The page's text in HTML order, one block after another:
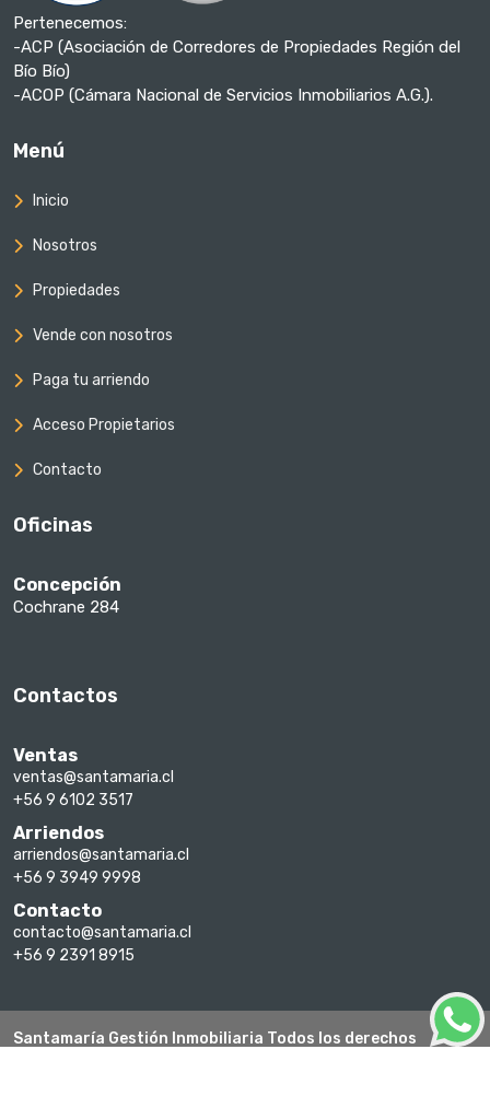
Pertenecemos:
-ACP (Asociación de Corredores de Propiedades Región del
Bío Bío)
-ACOP (Cámara Nacional de Servicios Inmobiliarios A.G.).
Menú
Inicio
Nosotros
Propiedades
Vende con nosotros
Paga tu arriendo
Acceso Propietarios
Contacto
Oficinas
Concepción
Cochrane 284
Contactos
Ventas
ventas@santamaria.cl
+56 9 6102 3517
Arriendos
arriendos@santamaria.cl
+56 9 3949 9998
Contacto
contacto@santamaria.cl
+56 9 2391 8915
Santamaría Gestión Inmobiliaria Todos los derechos